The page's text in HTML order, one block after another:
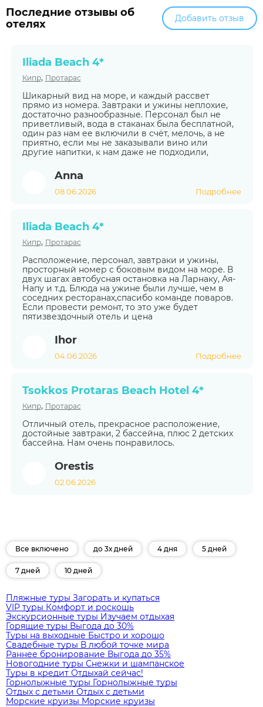
Последние отзывы об
отелях
Добавить отзыв
Iliada Beach 4*
Кипр, Протарас
Шикарный вид на море, и каждый рассвет
прямо из номера. Завтраки и ужины неплохие,
достаточно разнообразные. Персонал был не
приветливый, вода в стаканах была бесплатной,
один раз нам ее включили в счёт, мелочь, а не
приятно, если мы не заказывали вино или
другие напитки, к нам даже не подходили,
Anna
08.06.2026 Подробнее
Iliada Beach 4*
Кипр, Протарас
Расположение, персонал, завтраки и ужины,
просторный номер с боковым видом на море. В
двух шагах автобусная остановка на Ларнаку, Ая-
Напу и т.д. Блюда на ужине были лучше, чем в
соседних ресторанах,спасибо команде поваров.
Если провести ремонт, то это уже будет
пятизвездочный отель и цена
Ihor
04.06.2026 Подробнее
Tsokkos Protaras Beach Hotel 4*
Кипр, Протарас
Отличный отель, прекрасное расположение,
достойные завтраки, 2 бассейна, плюс 2 детских
бассейна. Нам очень понравилось.
Orestis
02.06.2026
Все включено до 3х дней 4 дня 5 дней
7 дней 10 дней
Пляжные туры Загорать и купаться
VIP туры Комфорт и роскошь
Экскурсионные туры Изучаем отдыхая
Горящие туры Выгода до 30%
Туры на выходные Быстро и хорошо
Свадебные туры В любой точке мира
Раннее бронирование Выгода до 35%
Новогодние туры Снежки и шампанское
Туры в кредит Отдыхай сейчас!
Горнолыжные туры Горнолыжные туры
Отдых с детьми Отдых с детьми
Морские круизы Морские круизы